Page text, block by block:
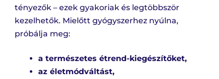
tényezők – ezek gyakoriak és legtöbbször
kezelhetők. Mielőtt gyógyszerhez nyúlna,
próbálja meg:
a természetes étrend-kiegészítőket,
az életmódváltást,